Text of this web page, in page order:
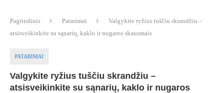
Pagrindinis Patarimai
Valgykite ryžius tuščiu skrandžiu –
atsisveikinkite su sąnarių, kaklo ir nugaros skausmais
PATARIMAI
Valgykite ryžius tuščiu skrandžiu –
atsisveikinkite su sąnarių, kaklo ir nugaros